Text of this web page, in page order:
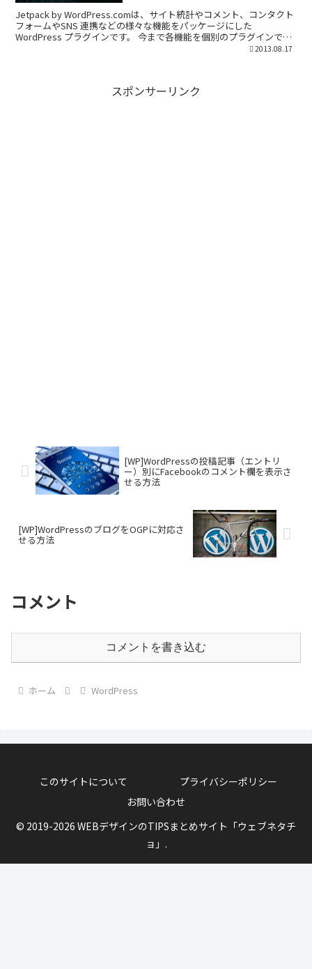
Jetpack by WordPress.comは、サイト統計やコメント、コンタクト
フォームやSNS 連携などの様々な機能をパッケージにした
WordPress プラグインです。 今まで各機能を個別のプラグインで対
2013.08.17
スポンサーリンク
[WP]WordPressの投稿記事（エントリ
ー）別にFacebookのコメント欄を表示さ
せる方法
[WP]WordPressのブログをOGPに対応さ
せる方法
コメント
コメントを書き込む
ホーム WordPress
このサイトについて
プライバシーポリシー
お問い合わせ
© 2019-2026 WEBデザインのTIPSまとめサイト「ウェブネタチ
ョ」.